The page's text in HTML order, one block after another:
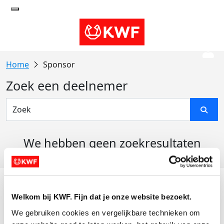
Welkom bij KWF. Fijn dat je onze website bezoekt.
We gebruiken cookies en vergelijkbare technieken om
Sponsor
Zoek een deelnemer
We hebben geen zoekresultaten
Actiematerialen
Evenementen